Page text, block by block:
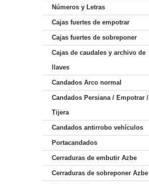
Números y Letras
Cajas fuertes de empotrar
Cajas fuertes de sobreponer
Cajas de caudales y archivo de
llaves
Candados Arco normal
Candados Persiana / Empotrar /
Tijera
Candados antirrobo vehículos
Portacandados
Cerraduras de embutir Azbe
Cerraduras de sobreponer Azbe